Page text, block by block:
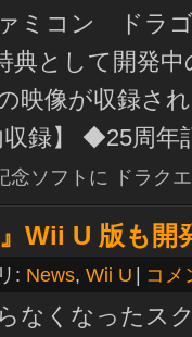
ミコン ドラ
典として開発
映像が収録さ
収録】 ◆25周
念ソフトに ドラク
Wii U 版も開
: News, Wii U | コメ
なくなったス